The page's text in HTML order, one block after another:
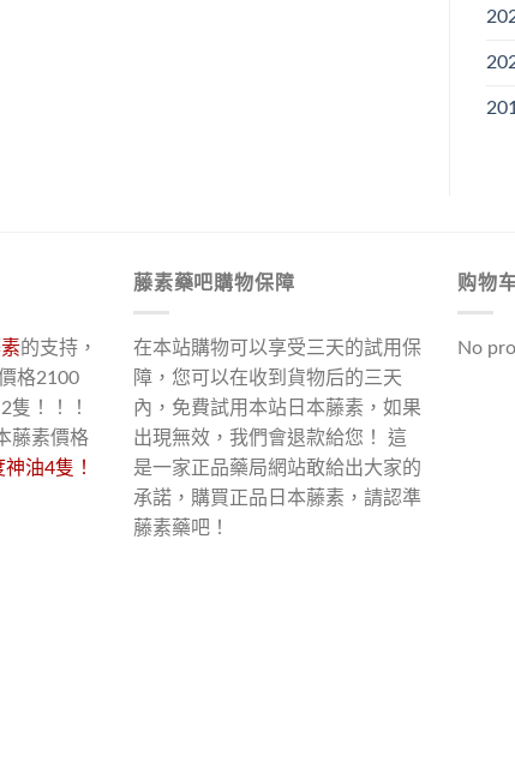
的支持，
格2100
隻！！！
藤素價格
油4隻！
藤素藥吧購物保障
在本站購物可以享受三天的試用保
障，您可以在收到貨物后的三天
內，免費試用本站日本藤素，如果
出現無效，我們會退款給您！ 這
是一家正品藥局網站敢給出大家的
承諾，購買正品日本藤素，請認準
藤素藥吧！
购物
No